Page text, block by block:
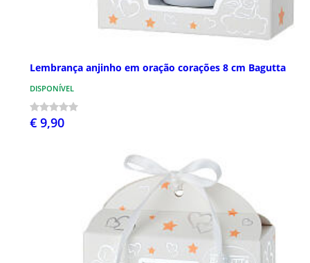
Lembrança anjinho em oração corações 8 cm Bagutta
DISPONÍVEL
€ 9,90